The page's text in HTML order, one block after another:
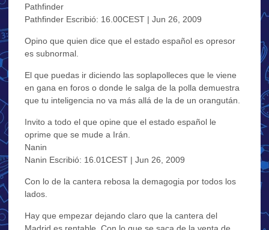
Pathfinder
Pathfinder Escribió: 16.00CEST | Jun 26, 2009
Opino que quien dice que el estado español es opresor
es subnormal.
El que puedas ir diciendo las soplapolleces que le viene
en gana en foros o donde le salga de la polla demuestra
que tu inteligencia no va más allá de la de un orangután.
Invito a todo el que opine que el estado español le
oprime que se mude a Irán.
Nanin
Nanin Escribió: 16.01CEST | Jun 26, 2009
Con lo de la cantera rebosa la demagogia por todos los
lados.
Hay que empezar dejando claro que la cantera del